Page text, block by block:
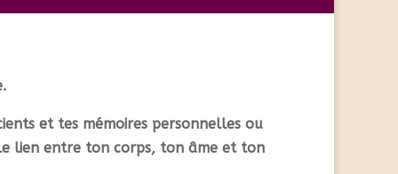
et tes mémoires personnelles ou
lien entre ton corps, ton âme et ton